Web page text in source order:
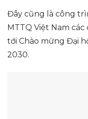
Đây cũng là công
MTTQ Việt Nam
tới Chào mừng Đại
2030.